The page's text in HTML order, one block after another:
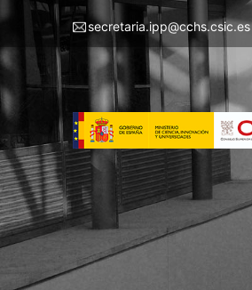
Pasar
contenido
principal
Menu
IPP
secretaria.ipp@cchs.csic.es